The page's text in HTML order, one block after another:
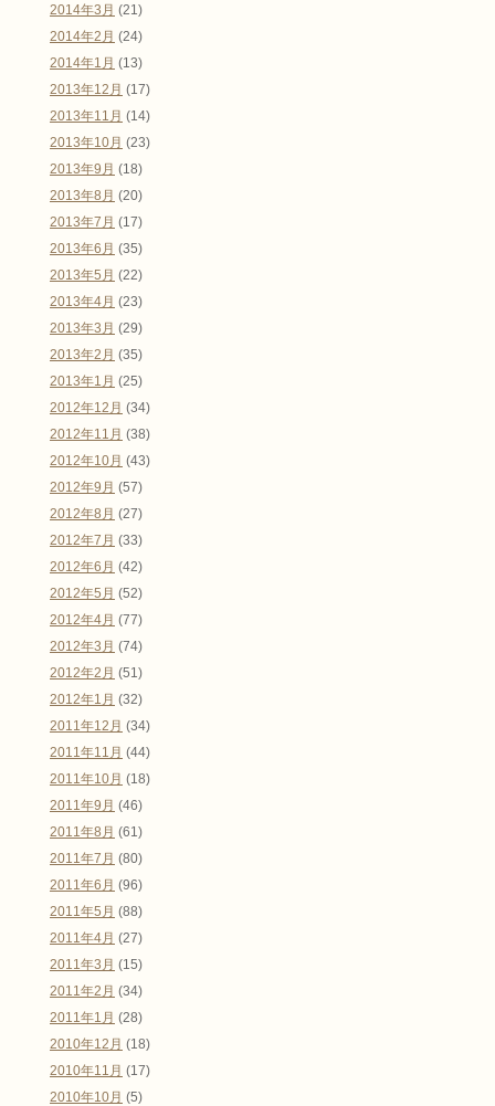
2014年3月 (21)
2014年2月 (24)
2014年1月 (13)
2013年12月 (17)
2013年11月 (14)
2013年10月 (23)
2013年9月 (18)
2013年8月 (20)
2013年7月 (17)
2013年6月 (35)
2013年5月 (22)
2013年4月 (23)
2013年3月 (29)
2013年2月 (35)
2013年1月 (25)
2012年12月 (34)
2012年11月 (38)
2012年10月 (43)
2012年9月 (57)
2012年8月 (27)
2012年7月 (33)
2012年6月 (42)
2012年5月 (52)
2012年4月 (77)
2012年3月 (74)
2012年2月 (51)
2012年1月 (32)
2011年12月 (34)
2011年11月 (44)
2011年10月 (18)
2011年9月 (46)
2011年8月 (61)
2011年7月 (80)
2011年6月 (96)
2011年5月 (88)
2011年4月 (27)
2011年3月 (15)
2011年2月 (34)
2011年1月 (28)
2010年12月 (18)
2010年11月 (17)
2010年10月 (5)